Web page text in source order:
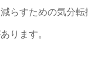
らすための気分
ります。